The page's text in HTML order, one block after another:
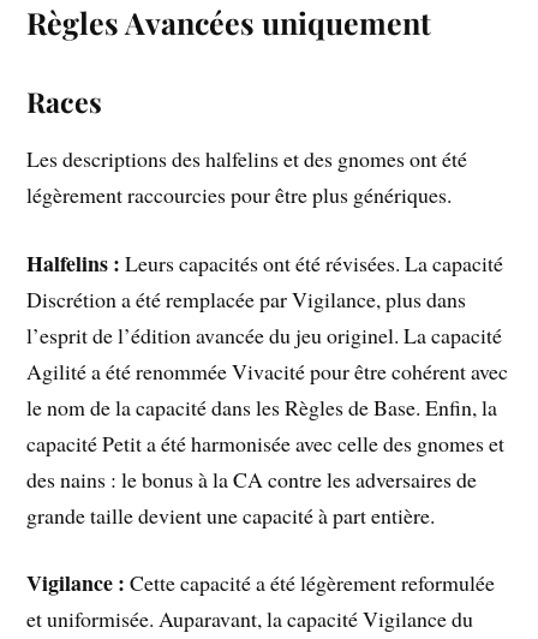
Règles Avancées uniquement
Races
Les descriptions des halfelins et des gnomes ont été
légèrement raccourcies pour être plus génériques.
Halfelins : Leurs capacités ont été révisées. La capacité
Discrétion a été remplacée par Vigilance, plus dans
l’esprit de l’édition avancée du jeu originel. La capacité
Agilité a été renommée Vivacité pour être cohérent avec
le nom de la capacité dans les Règles de Base. Enfin, la
capacité Petit a été harmonisée avec celle des gnomes et
des nains : le bonus à la CA contre les adversaires de
grande taille devient une capacité à part entière.
Vigilance : Cette capacité a été légèrement reformulée
et uniformisée. Auparavant, la capacité Vigilance du